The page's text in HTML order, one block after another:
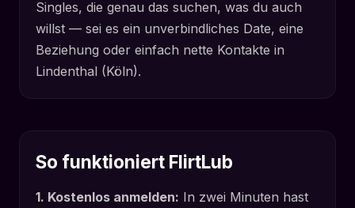
Singles, die genau das suchen, was du auch
willst — sei es ein unverbindliches Date, eine
Beziehung oder einfach nette Kontakte in
Lindenthal (Köln).
So funktioniert FlirtLub
1. Kostenlos anmelden: In zwei Minuten hast